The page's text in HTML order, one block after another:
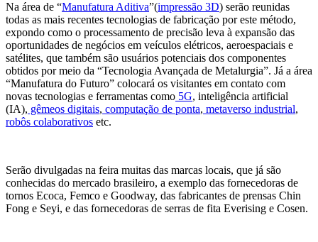
Na área de “Manufatura Aditiva”(impressão 3D) serão reunidas
todas as mais recentes tecnologias de fabricação por este método,
expondo como o processamento de precisão leva à expansão das
oportunidades de negócios em veículos elétricos, aeroespaciais e
satélites, que também são usuários potenciais dos componentes
obtidos por meio da “Tecnologia Avançada de Metalurgia”. Já a área
“Manufatura do Futuro” colocará os visitantes em contato com
novas tecnologias e ferramentas como 5G, inteligência artificial
(IA), gêmeos digitais, computação de ponta, metaverso industrial,
robôs colaborativos etc.
Serão divulgadas na feira muitas das marcas locais, que já são
conhecidas do mercado brasileiro, a exemplo das fornecedoras de
tornos Ecoca, Femco e Goodway, das fabricantes de prensas Chin
Fong e Seyi, e das fornecedoras de serras de fita Everising e Cosen.